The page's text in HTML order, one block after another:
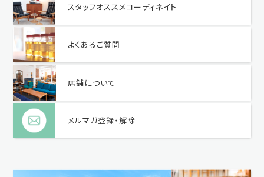
スタッフオススメコーディネイト
よくあるご質問
店舗について
メルマガ登録・解除